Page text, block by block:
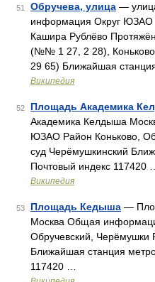
51 Обручева, улица —
информация Округ ЮЗАО
Кашира Рублёво
(№№ 1 27, 2 28),
29 65) Ближайшая
Википедия
52 Площадь Академика
Академика Келдыша
ЮЗАО Район Коньково,
суд Черёмушкинский
Почтовый индекс 117420 …
Википедия
53 Площадь Кедыша —
Москва Общая
Обручевский, Черёмушки
Ближайшая станция
117420 …